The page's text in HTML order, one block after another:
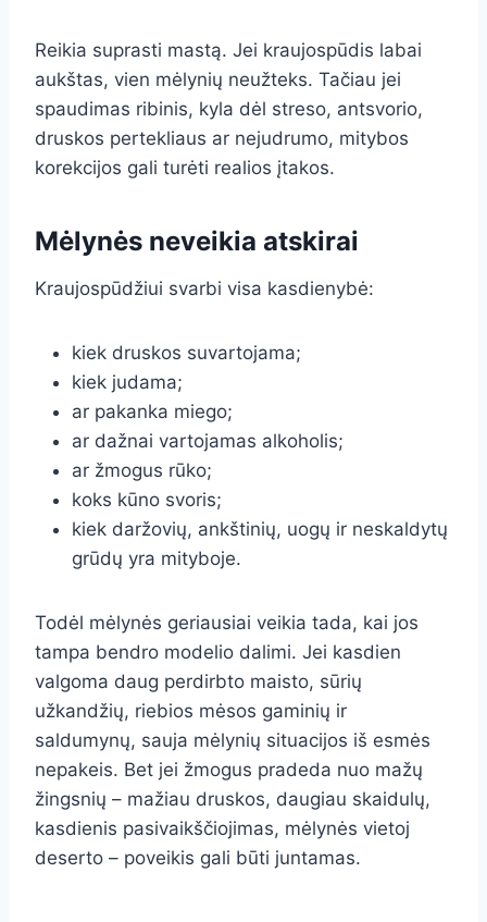
Reikia suprasti mastą. Jei kraujospūdis labai
aukštas, vien mėlynių neužteks. Tačiau jei
spaudimas ribinis, kyla dėl streso, antsvorio,
druskos pertekliaus ar nejudrumo, mitybos
korekcijos gali turėti realios įtakos.
Mėlynės neveikia atskirai
Kraujospūdžiui svarbi visa kasdienybė:
kiek druskos suvartojama;
kiek judama;
ar pakanka miego;
ar dažnai vartojamas alkoholis;
ar žmogus rūko;
koks kūno svoris;
kiek daržovių, ankštinių, uogų ir neskaldytų
grūdų yra mityboje.
Todėl mėlynės geriausiai veikia tada, kai jos
tampa bendro modelio dalimi. Jei kasdien
valgoma daug perdirbto maisto, sūrių
užkandžių, riebios mėsos gaminių ir
saldumynų, sauja mėlynių situacijos iš esmės
nepakeis. Bet jei žmogus pradeda nuo mažų
žingsnių – mažiau druskos, daugiau skaidulų,
kasdienis pasivaikščiojimas, mėlynės vietoj
deserto – poveikis gali būti juntamas.